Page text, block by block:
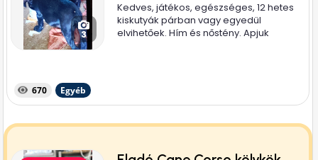
3
Kedves, játékos, egészséges, 12 hetes
kiskutyák párban vagy egyedül
elvihetőek. Hím és nőstény. Apjuk
670 Egyéb